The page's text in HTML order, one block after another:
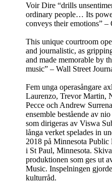
Voir Dire “drills
ordinary people… Its
conveys their emotions” –
This unique courtroom
and journalistic, as
and made memorable by
music” – Wall Street
Fem unga operasångare
Laurenzo, Trevor Martin,
Pecce och Andrew
ensemble bestående av
som dirigeras av Viswa
långa verket spelades in
2018 på Minnesota Public
i St Paul, Minnesota.
produktionen som ges ut
Music. Inspelningen
kulturråd.